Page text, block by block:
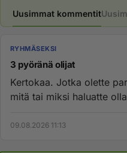
Uusimmat kommentit
RYHMÄSEKSI
3 pyöränä olijat
Kertokaa. Jotka olette
mitä tai miksi haluatte
09.08.2026 11:13